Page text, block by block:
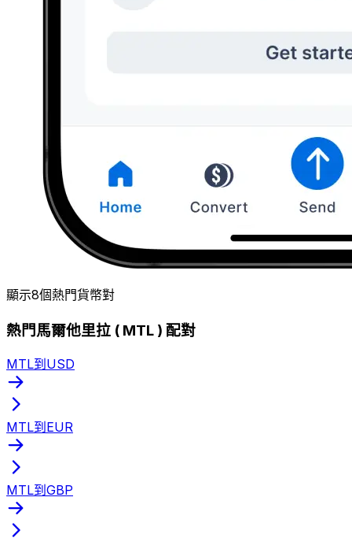
顯示8個熱門貨幣對
熱門馬爾他里拉 ( MTL ) 配對
MTL到USD
MTL到EUR
MTL到GBP